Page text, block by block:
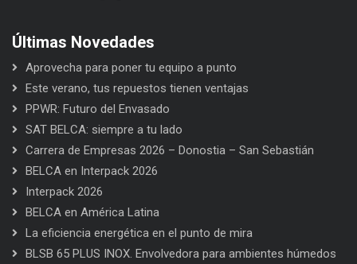
Últimas Novedades
Aprovecha para poner tu equipo a punto
Este verano, tus repuestos tienen ventajas
PPWR: Futuro del Envasado
SAT BELCA: siempre a tu lado
Carrera de Empresas 2026 – Donostia – San Sebastián
BELCA en Interpack 2026
Interpack 2026
BELCA en América Latina
La eficiencia energética en el punto de mira
BLSB 65 PLUS INOX. Envolvedora para ambientes húmedos